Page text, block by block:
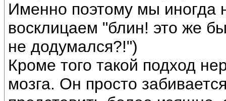
Именно поэтому мы иногда
восклицаем "блин! это же
не додумался?!")
Кроме того такой подход
мозга. Он просто